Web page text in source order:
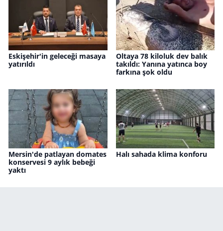
Eskişehir'in geleceği masaya
yatırıldı
Oltaya 78 kiloluk dev balık
takıldı: Yanına yatınca boy
farkına şok oldu
Mersin'de patlayan domates
konservesi 9 aylık bebeği
yaktı
Halı sahada klima konforu